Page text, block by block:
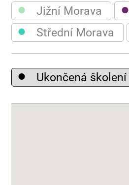
● Jižní Morava ●
● Střední Morava
● Ukončená školení